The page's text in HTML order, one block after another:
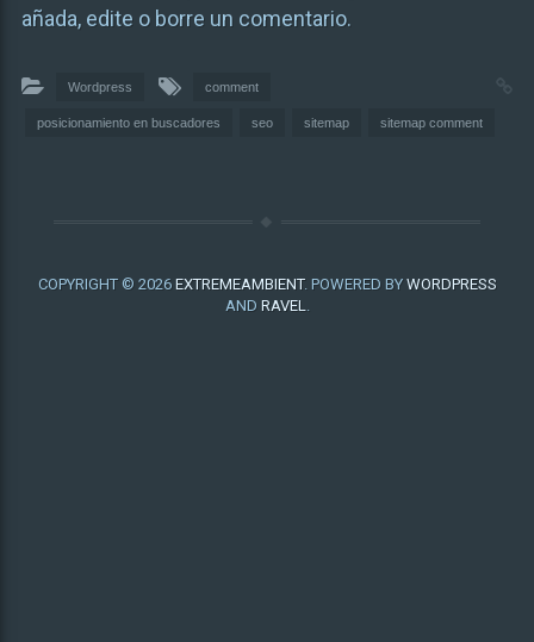
añada, edite o borre un comentario.
Wordpress comment
posicionamiento en buscadores seo sitemap sitemap comment
COPYRIGHT © 2026 EXTREMEAMBIENT. POWERED BY WORDPRESS
AND RAVEL.